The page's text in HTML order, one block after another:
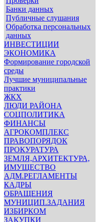
Банки данных
Публичные слушания
Обработка персональных
данных
ИНВЕСТИЦИИ
ЭКОНОМИКА
Формирование городской
среды
Лучшие муниципальные
практики
ЖКХ
ЛЮДИ РАЙОНА
СОЦПОЛИТИКА
ФИНАНСЫ
АГРОКОМПЛЕКС
ПРАВОПОРЯДОК
ПРОКУРАТУРА
ЗЕМЛЯ,АРХИТЕКТУРА,
ИМУЩЕСТВО
АДМ.РЕГЛАМЕНТЫ
КАДРЫ
ОБРАЩЕНИЯ
МУНИЦИП.ЗАДАНИЯ
ИЗБИРКОМ
ЗАКУПКИ